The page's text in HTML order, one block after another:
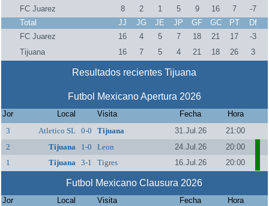
FC Juarez
8 2 1 5 9 16 7
-7
Total
JJ JG JE JP GF GC PT
Df
FC Juarez
16 4 5 7 18 21 17
-3
Tijuana
16 7 5 4 21 18 26 3
Resultados recientes Tijuana
Futbol Mexicano Apertura 2026
Jor Local Visita Fecha
Hora
3
Atletico SL 0-0 Tijuana 31.Jul.26
21:00
2
Tijuana 1-0 Leon 24.Jul.26
20:00
1
Tijuana 3-1 Tigres 16.Jul.26 20:00
Futbol Mexicano Clausura 2026
Jor Local Visita Fecha
Hora